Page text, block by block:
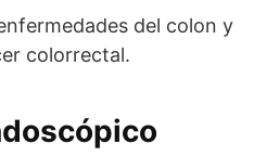
del colon y
colorrectal.